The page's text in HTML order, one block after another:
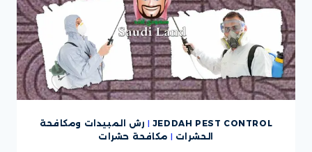
JEDDAH PEST CONTROL
| رش المبيدات ومكافحة
الحشرات | مكافحة حشرات